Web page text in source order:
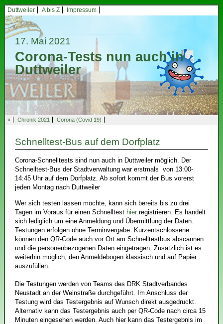
Duttweiler A bis Z Impressum
17. Mai 2021
Corona-Tests nun auch in
Duttweiler
« Chronik 2021 Corona (Covid 19)
Schnelltest-Bus auf dem Dorfplatz
Corona-Schnelltests sind nun auch in Duttweiler möglich. Der
Schnelltest-Bus der Stadtverwaltung war erstmals von 13:00-
14:45 Uhr auf dem Dorfplatz. Ab sofort kommt der Bus vorerst
jeden Montag nach Duttweiler
Wer sich testen lassen möchte, kann sich bereits bis zu drei
Tagen im Voraus für einen Schnelltest hier registrieren. Es handelt
sich lediglich um eine Anmeldung und Übermittlung der Daten.
Testungen erfolgen ohne Terminvergabe. Kurzentschlossene
können den QR-Code auch vor Ort am Schnelltestbus abscannen
und die personenbezogenen Daten eingetragen. Zusätzlich ist es
weiterhin möglich, den Anmeldebogen klassisch und auf Papier
auszufüllen.
Die Testungen werden von Teams des DRK Stadtverbandes
Neustadt an der Weinstraße durchgeführt. Im Anschluss der
Testung wird das Testergebnis auf Wunsch direkt ausgedruckt.
Alternativ kann das Testergebnis auch per QR-Code nach circa 15
Minuten eingesehen werden. Auch hier kann das Testergebnis im